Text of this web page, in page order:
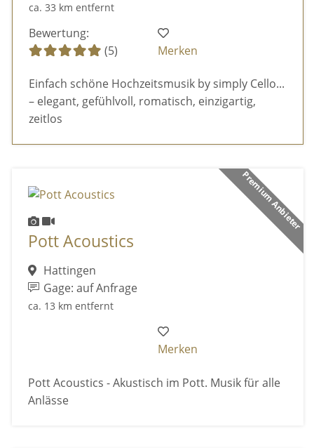
ca. 33 km entfernt
Bewertung:
(5)
Merken
Einfach schöne Hochzeitsmusik by simply Cello...
– elegant, gefühlvoll, romatisch, einzigartig,
zeitlos
Premium Anbieter
Pott Acoustics
Hattingen
Gage: auf Anfrage
ca. 13 km entfernt
Merken
Pott Acoustics - Akustisch im Pott. Musik für alle
Anlässe